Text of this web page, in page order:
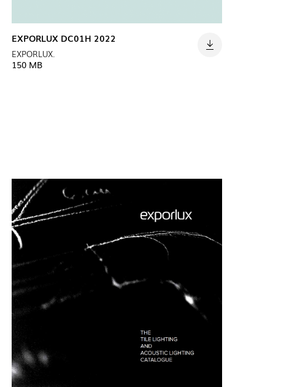
EXPORLUX@ EXPO 2020 DUBAI -
TOWER @ DESIGN EM SÃO BENTO
EXPORLUX DC01H 2022
EXPORLUX.
150 MB